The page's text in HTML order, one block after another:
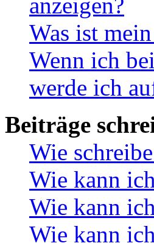
Was ist
Wenn ich
werde ich
Beiträge
Wie
Wie kann
Wie kann
Wie kann